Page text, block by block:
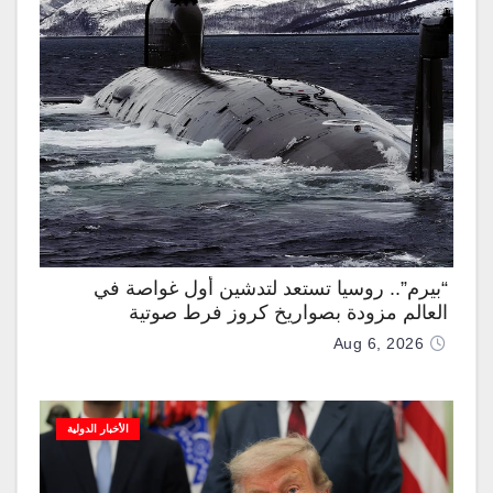
“بيرم”.. روسيا تستعد لتدشين أول غواصة في
العالم مزودة بصواريخ كروز فرط صوتية
Aug 6, 2026
الأخبار الدولية